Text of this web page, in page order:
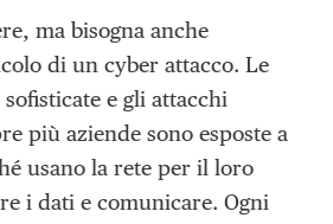
ma bisogna anche
di un cyber attacco. Le
e gli attacchi
più aziende sono esposte a
usano la rete per il loro
i dati e comunicare. Ogni